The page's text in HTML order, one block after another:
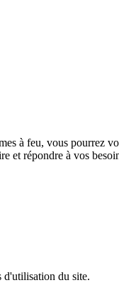
à feu, vous pourrez
et répondre à vos
d'utilisation du site.